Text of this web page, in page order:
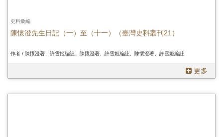
史料彙編
陳懷澄先生日記（一）至（十一）（臺灣史料叢刊21）
作者 / 陳懷澄著、許雪姬編註、陳懷澄著、許雪姬編註、陳懷澄著、許雪姬編註
更多